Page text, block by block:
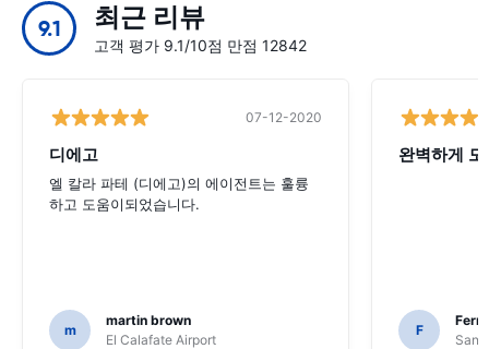
9.1 최근 리뷰
고객 평가 9.1/10점 만점 12842
07-12-2020
디에고
엘 칼라 파테 (디에고)의 에이전트는 훌륭
하고 도움이되었습니다.
m
martin brown
El Calafate Airport
완벽하게 모
F